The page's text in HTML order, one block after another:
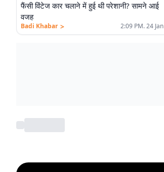
फैंसी विंटेज कार चलाने में हुई थी परेशानी? सामने आई
वजह
Badi Khabar > 2:09 PM. 24 Jan